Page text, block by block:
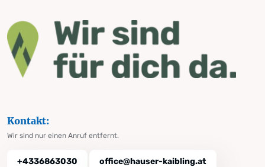
Kontakt:
Wir sind nur einen Anruf entfernt.
+4336863030 office@hauser-kaibling.at